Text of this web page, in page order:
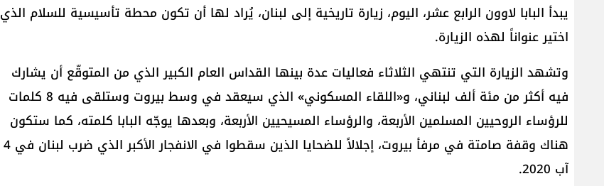
يبدأ البابا لاوون الرابع عشر، اليوم، زيارة تاريخية إلى لبنان، يُراد لها أن تكون محطة تأسيسية للسلام الذي
اختير عنواناً لهذه الزيارة.
وتشهد الزيارة التي تنتهي الثلاثاء فعاليات عدة بينها القداس العام الكبير الذي من المتوقّع أن يشارك
فيه أكثر من مئة ألف لبناني، و«اللقاء المسكوني» الذي سيعقد في وسط بيروت وستلقى فيه 8 كلمات
للرؤساء الروحيين المسلمين الأربعة، والرؤساء المسيحيين الأربعة، وبعدها يوجّه البابا كلمته، كما ستكون
هناك وقفة صامتة في مرفأ بيروت، إجلالاً للضحايا الذين سقطوا في الانفجار الأكبر الذي ضرب لبنان في 4
آب 2020.